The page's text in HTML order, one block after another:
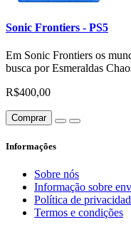
Sonic Frontiers - PS5
Em Sonic Frontiers os
busca por Esmeraldas
R$400,00
Comprar
Informações
Sobre nós
Informação sobre
Política de
Termos e condições